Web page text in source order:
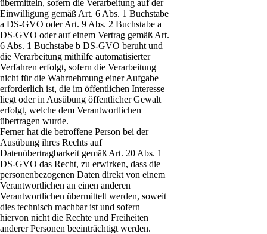
übermitteln, sofern die Verarbeitung auf der
Einwilligung gemäß Art. 6 Abs. 1 Buchstabe
a DS-GVO oder Art. 9 Abs. 2 Buchstabe a
DS-GVO oder auf einem Vertrag gemäß Art.
6 Abs. 1 Buchstabe b DS-GVO beruht und
die Verarbeitung mithilfe automatisierter
Verfahren erfolgt, sofern die Verarbeitung
nicht für die Wahrnehmung einer Aufgabe
erforderlich ist, die im öffentlichen Interesse
liegt oder in Ausübung öffentlicher Gewalt
erfolgt, welche dem Verantwortlichen
übertragen wurde.
Ferner hat die betroffene Person bei der
Ausübung ihres Rechts auf
Datenübertragbarkeit gemäß Art. 20 Abs. 1
DS-GVO das Recht, zu erwirken, dass die
personenbezogenen Daten direkt von einem
Verantwortlichen an einen anderen
Verantwortlichen übermittelt werden, soweit
dies technisch machbar ist und sofern
hiervon nicht die Rechte und Freiheiten
anderer Personen beeinträchtigt werden.